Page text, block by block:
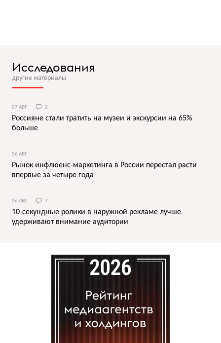
Исследования
другие материалы
07 АВГ 2
Россияне стали тратить на музеи и экскурсии на 65%
больше
06 АВГ
Рынок инфлюенс-маркетинга в России перестал расти
впервые за четыре года
06 АВГ 7
10-секундные ролики в наружной рекламе лучше
удерживают внимание аудитории